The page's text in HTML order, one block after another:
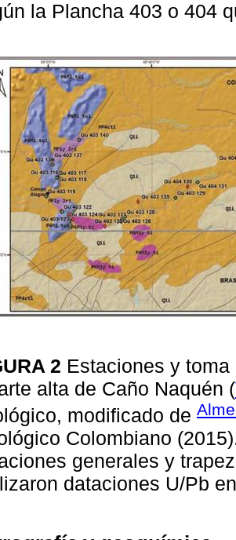
la Plancha 403 o 404
2 Estaciones y
alta de Caño Naquén (
modificado de
Colombiano
generales y
dataciones U/Pb